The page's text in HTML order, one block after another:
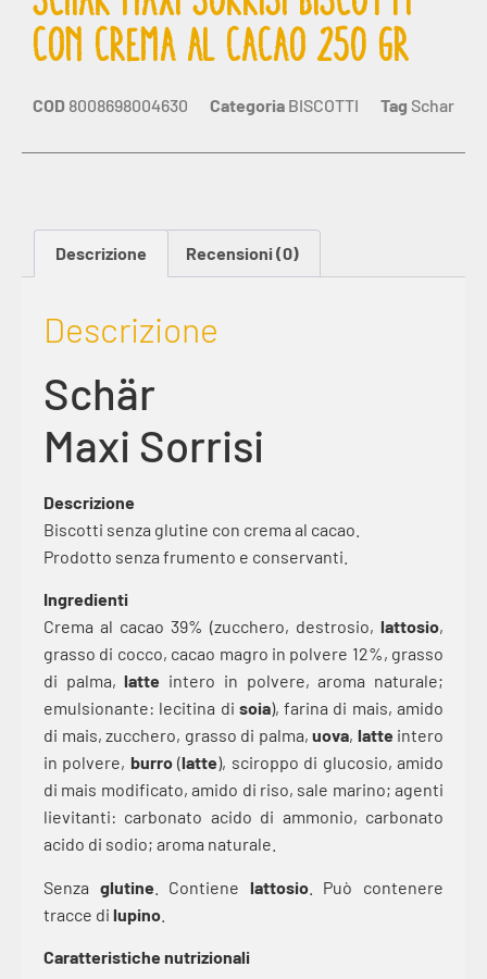
CON CREMA AL CACAO 250 GR
COD 8008698004630 Categoria BISCOTTI Tag Schar
Descrizione Recensioni (0)
Descrizione
Schär
Maxi Sorrisi
Descrizione
Biscotti senza glutine con crema al cacao.
Prodotto senza frumento e conservanti.
Ingredienti
Crema al cacao 39% (zucchero, destrosio, lattosio,
grasso di cocco, cacao magro in polvere 12%, grasso
di palma,latte intero in polvere, aroma naturale;
emulsionante: lecitina di soia), farina di mais, amido
di mais, zucchero, grasso di palma, uova, latte intero
in polvere, burro(latte), sciroppo di glucosio, amido
di mais modificato, amido di riso, sale marino; agenti
lievitanti: carbonato acido di ammonio, carbonato
acido di sodio; aroma naturale.
Senza glutine . Contiene lattosio. Può contenere
tracce di lupino
Caratteristiche nutrizionali